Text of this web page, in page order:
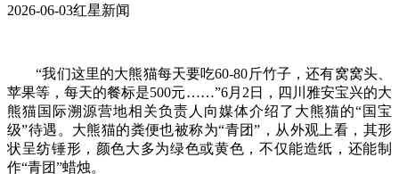
2026-06-03红星新闻
“我们这里的大熊猫每天要吃60-80斤竹子，还有窝窝头、
苹果等，每天的餐标是500元……”6月2日，四川雅安宝兴的大
熊猫国际溯源营地相关负责人向媒体介绍了大熊猫的“国宝
级”待遇。大熊猫的粪便也被称为“青团”，从外观上看，其形
状呈纺锤形，颜色大多为绿色或黄色，不仅能造纸，还能制
作“青团”蜡烛。